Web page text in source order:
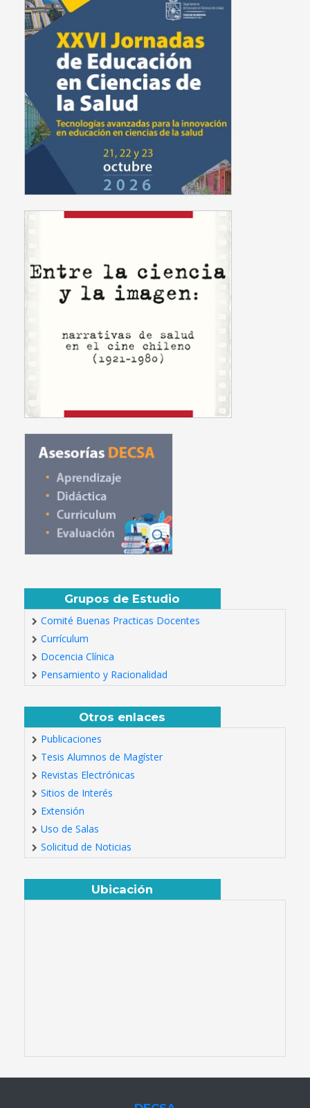
Grupos de Estudio
Comité Buenas Practicas Docentes
Currículum
Docencia Clínica
Pensamiento y Racionalidad
Otros enlaces
Publicaciones
Tesis Alumnos de Magíster
Revistas Electrónicas
Sitios de Interés
Extensión
Uso de Salas
Solicitud de Noticias
Ubicación